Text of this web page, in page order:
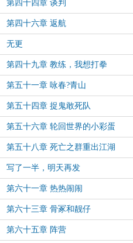
第四十四章 谈判
第四十六章 返航
无更
第四十九章 教练，我想打拳
第五十一章 咏春?青山
第五十四章 捉鬼敢死队
第五十六章 轮回世界的小彩蛋
第五十八章 死亡之群重出江湖
写了一半，明天再发
第六十一章 热热闹闹
第六十三章 骨冢和靓仔
第六十五章 阵营